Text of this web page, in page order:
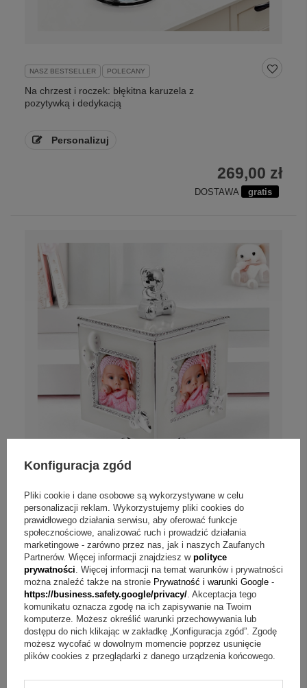
NASZ BESTSELLER POLECANY
Na chrzest i roczek: błękitna karuzela z
pozytywką i dedykacją
Personalizuj
269,00 zł
DOSTAWA gratis
NASZ BESTSELLER POLECANY
Na chrzest i roczek: karuzela z pozytywką i
dedykacją
Personalizuj
349,00 zł
269,00 zł
DOSTAWA gratis
Konfiguracja zgód
Pliki cookie i dane osobowe są wykorzystywane w celu
personalizacji reklam. Wykorzystujemy pliki cookies do
prawidłowego działania serwisu, aby oferować funkcje
społecznościowe, analizować ruch i prowadzić działania
marketingowe - zarówno przez nas, jak i naszych Zaufanych
Partnerów. Więcej informacji znajdziesz w polityce
prywatności. Więcej informacji na temat warunków i prywatności
można znaleźć także na stronie Prywatność i warunki Google -
https://business.safety.google/privacy/. Akceptacja tego
komunikatu oznacza zgodę na ich zapisywanie na Twoim
komputerze. Możesz określić warunki przechowywania lub
dostępu do nich klikając w zakładkę „Konfiguracja zgód”. Zgodę
możesz wycofać w dowolnym momencie poprzez usunięcie
plików cookies z przeglądarki z danego urządzenia końcowego.